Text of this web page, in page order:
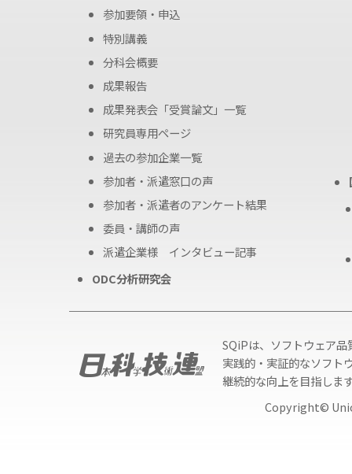
参加要領・申込
特別講義
分科会概要
成果報告
成果発表会「受賞論文」一覧
研究員専用ページ
過去の参加企業一覧
参加者・派遣窓口の声
参加者・派遣者のアンケート結果
委員・講師の声
派遣企業様 インタビュー記事
ODC分析研究会
SQiPは、ソフトウェア
実践的・実証的なソフト
継続的な向上を目指しま
Copyright©